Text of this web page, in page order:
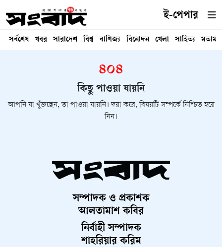
ই-পেপার
সর্বশেষ খবর সারাদেশ বিশ্ব বাণিজ্য বিনোদন খেলা সাহিত্য মতামত
৪০৪
কিছু পাওয়া যায়নি
আপনি যা খুঁজছেন, তা পাওয়া যায়নি। দয়া করে, বিষয়টি সম্পর্কে নিশ্চিত হয়ে
নিন।
সম্পাদক ও প্রকাশক
আলতামাশ কবির
নির্বাহী সম্পাদক
শাহরিয়ার করিম